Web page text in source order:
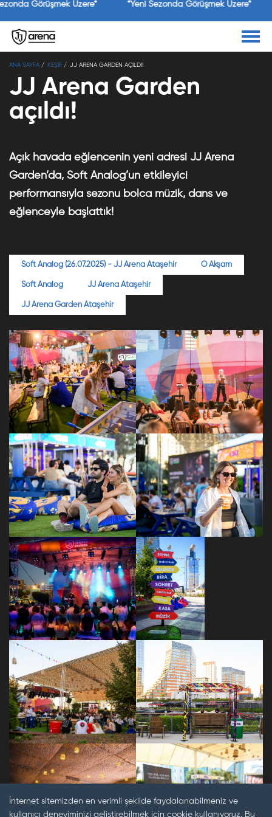
İnternet sitemizden en verimli şekilde faydalanabilmeniz ve
kullanıcı deneyiminizi geliştirebilmek için cookie kullanıyoruz. Bu
Görüşmek Üzere* *Yeni Sezonda Görüşmek Üzere*
ANA SAYFA KEŞİF JJ ARENA GARDEN AÇILDI!
JJ Arena Garden
açıldı!
Açık havada eğlencenin yeni adresi JJ Arena
Garden’da, Soft Analog’un etkileyici
performansıyla sezonu bolca müzik, dans ve
eğlenceyle başlattık!
Soft Analog (26.07.2025) - JJ Arena Ataşehir O Akşam
Soft Analog JJ Arena Ataşehir
JJ Arena Garden Ataşehir
Jolly Joker
Ücretsiz - Google Play